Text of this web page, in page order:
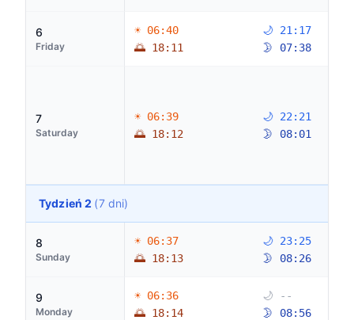
6
Friday
☀ 06:40
🌅 18:11
🌙 21:17
🌛 07:38
7
Saturday
☀ 06:39
🌅 18:12
🌙 22:21
🌛 08:01
Tydzień 2 (7 dni)
8
Sunday
☀ 06:37
🌅 18:13
🌙 23:25
🌛 08:26
9
Monday
☀ 06:36
🌅 18:14
🌙 --
🌛 08:56